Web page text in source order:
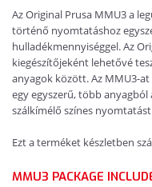
Az Original Prusa MMU3 a
történő nyomtatáshoz
hulladékmennyiséggel. Az
kiegészítőjeként lehetővé
anyagok között. Az MMU3-
egy egyszerű, több
szálkímélő színes
Ezt a terméket készletben
MMU3 PACKAGE